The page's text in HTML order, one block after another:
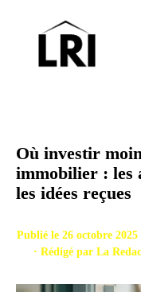
Où investir
immobilier : les
les idées reçues
Publié le 26 octobre 2025
· Rédigé par La